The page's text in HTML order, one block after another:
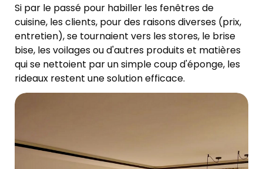
Si par le passé pour habiller les fenêtres de
cuisine, les clients, pour des raisons diverses (prix,
entretien), se tournaient vers les stores, le brise
bise, les voilages ou d'autres produits et matières
qui se nettoient par un simple coup d'éponge, les
rideaux restent une solution efficace.